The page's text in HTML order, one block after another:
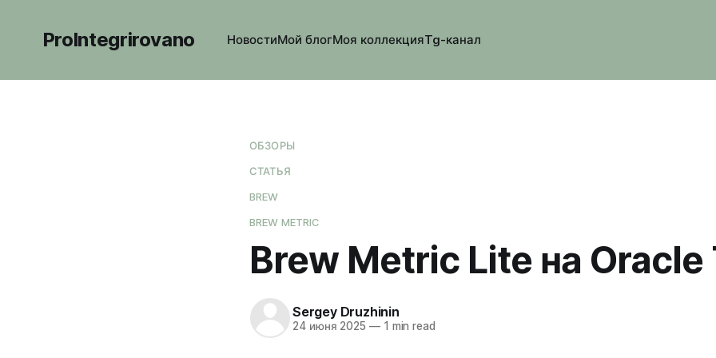
ProIntegrirovano НовостиМой блогМоя коллекцияTg-канал
ОБЗОРЫ
СТАТЬЯ
BREW
BREW METRIC
Brew Metric Lite на Oracle
Sergey Druzhinin
24 июня 2025 —1 min read